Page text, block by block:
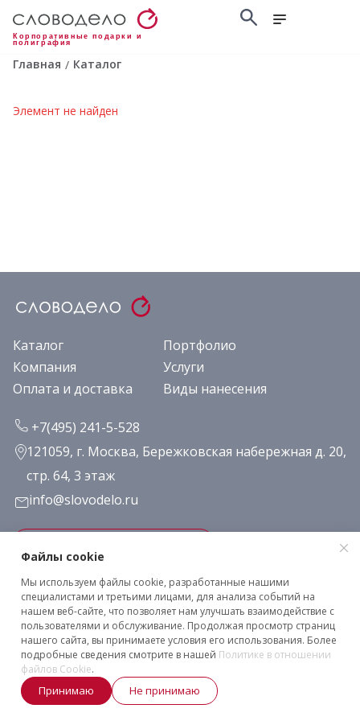
Корпоративные подарки и
полиграфия
Главная / Каталог
Элемент не найден
Каталог
Портфолио
Компания
Услуги
Оплата и доставка
Виды нанесения
+7(495) 241-5-528
121059, г. Москва, Бережковская набережная д. 20,
стр. 64, 3 этаж
info@slovodelo.ru
Заказать звонок
Подписаться на рассылку
Клиентское соглашение
Политика конфиденциальности
2026 © «Словодело». Все права защищены
Файлы cookie
Мы используем файлы cookie, разработанные нашими
специалистами и третьими лицами, для анализа событий на
нашем веб-сайте, что позволяет нам улучшать взаимодействие с
пользователями и обслуживание. Продолжая просмотр страниц
нашего сайта, вы принимаете условия его использования. Более
подробные сведения смотрите в нашей Политике в отношении
файлов Cookie.
Принимаю Не принимаю